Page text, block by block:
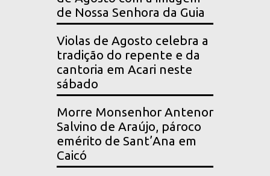
de Nossa Senhora da Guia
Violas de Agosto celebra a
tradição do repente e da
cantoria em Acari neste
sábado
Morre Monsenhor Antenor
Salvino de Araújo, pároco
emérito de Sant’Ana em
Caicó